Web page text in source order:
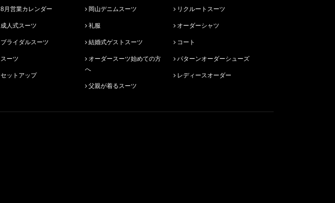
8月営業カレンダー
成人式スーツ
ブライダルスーツ
スーツ
セットアップ
岡山デニムスーツ
礼服
結婚式ゲストスーツ
へ
父親が着るスーツ
リクルートスーツ
オーダーシャツ
コート
パターンオーダーシューズ
レディースオーダー